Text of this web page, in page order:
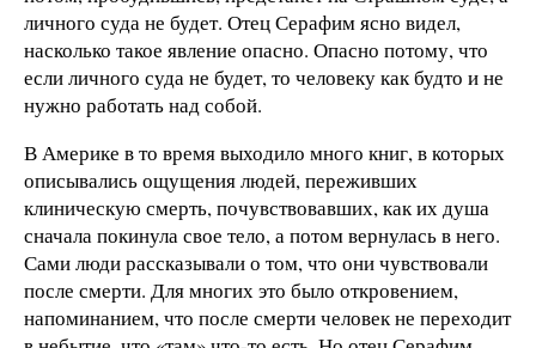
личного суда не будет. Отец Серафим ясно видел,
насколько такое явление опасно. Опасно потому, что
если личного суда не будет, то человеку как будто и не
нужно работать над собой.
В Америке в то время выходило много книг, в которых
описывались ощущения людей, переживших
клиническую смерть, почувствовавших, как их душа
сначала покинула свое тело, а потом вернулась в него.
Сами люди рассказывали о том, что они чувствовали
после смерти. Для многих это было откровением,
напоминанием, что после смерти человек не переходит